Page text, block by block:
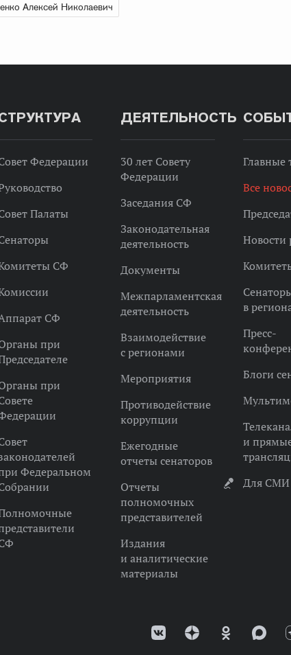
Алексей Николаевич
Федерации
Палаты
СФ
СФ
при
при
Федеральном
ДЕЯТЕЛЬНОСТЬ
30 лет Совету
Федерации
Заседания СФ
Законодательная
деятельность
Документы
Межпарламентская
деятельность
Взаимодействие
с регионами
Мероприятия
Противодействие
коррупции
Ежегодные
отчеты сенаторов
Отчеты
полномочных
представителей
Издания
и аналитические
материалы
Главные
Все
Новости
в
Пресс-
Блоги
и
Для СМИ